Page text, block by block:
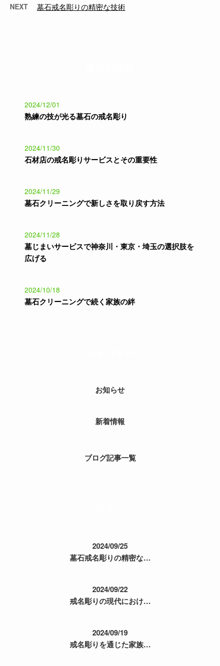
NEXT 墓石戒名彫りの精密な技術
2024/12/01
熟練の技が光る墓石の戒名彫り
2024/11/30
石材店の戒名彫りサービスとその重要性
2024/11/29
墓石クリーニングで新しさを取り戻す方法
2024/11/28
墓じまいサービスで神奈川・東京・埼玉の選択肢を
広げる
2024/10/18
墓石クリーニングで続く家族の絆
お知らせ
新着情報
ブログ記事一覧
2024/09/25
墓石戒名彫りの精密な…
2024/09/22
戒名彫りの現代におけ…
2024/09/19
戒名彫りを通じた家族…